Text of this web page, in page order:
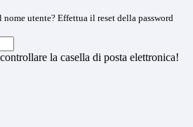
utente? Effettua il reset della password
la casella di posta elettronica!